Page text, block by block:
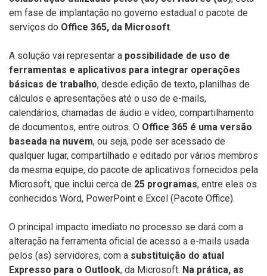
em fase de implantação no governo estadual o pacote de
serviços do Office 365, da Microsoft.
A solução vai representar a possibilidade de uso de
ferramentas e aplicativos para integrar operações
básicas de trabalho, desde edição de texto, planilhas de
cálculos e apresentações até o uso de e-mails,
calendários, chamadas de áudio e vídeo, compartilhamento
de documentos, entre outros. O Office 365 é uma versão
baseada na nuvem, ou seja, pode ser acessado de
qualquer lugar, compartilhado e editado por vários membros
da mesma equipe, do pacote de aplicativos fornecidos pela
Microsoft, que inclui cerca de 25 programas, entre eles os
conhecidos Word, PowerPoint e Excel (Pacote Office).
O principal impacto imediato no processo se dará com a
alteração na ferramenta oficial de acesso a e-mails usada
pelos (as) servidores, com a substituição do atual
Expresso para o Outlook, da Microsoft. Na prática, as